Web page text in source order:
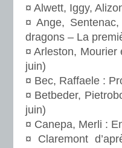
¤ Alwett, Iggy,
¤ Ange,
dragons – La
¤ Arleston,
juin)
¤ Bec, Raffaele :
¤ Betbeder,
juin)
¤ Canepa, Merli :
¤ Claremont